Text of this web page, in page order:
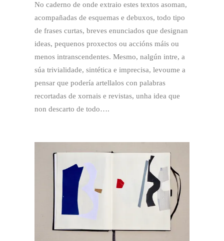
No caderno de onde extraio estes textos asoman,
acompañadas de esquemas e debuxos, todo tipo
de frases curtas, breves enunciados que designan
ideas, pequenos proxectos ou accións máis ou
menos intranscendentes. Mesmo, nalgún intre, a
súa trivialidade, sintética e imprecisa, levoume a
pensar que podería artellalos con palabras
recortadas de xornais e revistas, unha idea que
non descarto de todo….